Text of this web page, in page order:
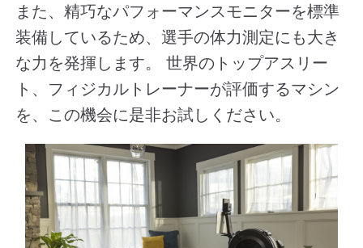
また、精巧なパフォーマンスモニターを標準
装備しているため、選手の体力測定にも大き
な力を発揮します。 世界のトップアスリー
ト、フィジカルトレーナーが評価するマシン
を、この機会に是非お試しください。